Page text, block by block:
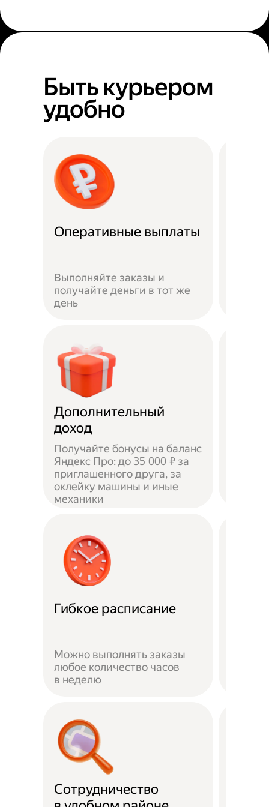
Быть курьером
удобно
Оперативные выплаты
Выполняйте заказы и
получайте деньги в тот же
день
Дополнительный
доход
Получайте бонусы на баланс
Яндекс Про: до 35 000 ₽ за
приглашенного друга, за
оклейку машины и иные
механики
Гибкое расписание
Можно выполнять заказы
любое количество часов
в неделю
Сотрудничество